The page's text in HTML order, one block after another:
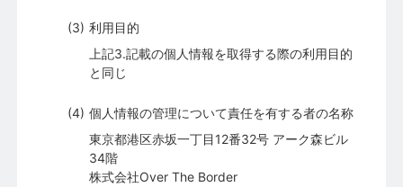
利用目的
上記3.記載の個人情報を取得する際の利用目的
と同じ
個人情報の管理について責任を有する者の名称
東京都港区赤坂一丁目12番32号 アーク森ビル
34階
株式会社Over The Border